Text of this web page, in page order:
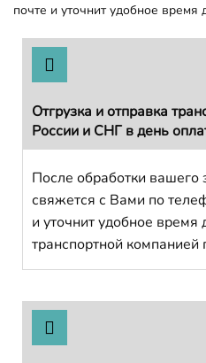
почте и уточнит удобное время
Отгрузка и отправка
России и СНГ в день
После обработки
свяжется с Вами по
и уточнит удобное время
транспортной